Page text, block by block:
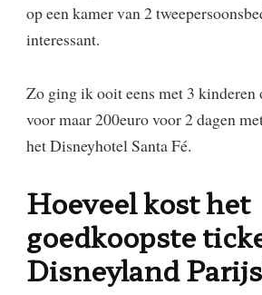
op een kamer van 2
interessant.
Zo ging ik ooit eens met 3 kinderen
voor maar 200euro voor 2 dagen
het Disneyhotel Santa Fé.
Hoeveel kost het
goedkoopste
Disneyland